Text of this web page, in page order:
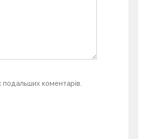
коментарів.